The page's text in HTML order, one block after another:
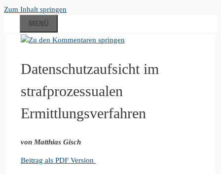
Zum Inhalt springen
MENÜ
Datenschutzaufsicht im
strafprozessualen
Ermittlungsverfahren
von Matthias Gisch
Beitrag als PDF Version